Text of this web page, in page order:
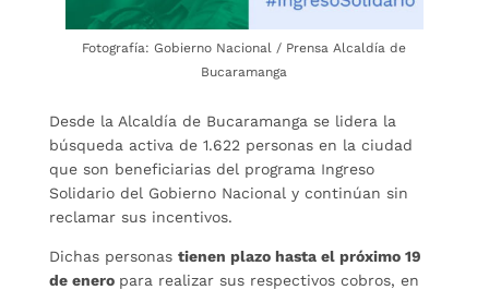
Fotografía: Gobierno Nacional / Prensa Alcaldía de
Bucaramanga
Desde la Alcaldía de Bucaramanga se lidera la
búsqueda activa de 1.622 personas en la ciudad
que son beneficiarias del programa Ingreso
Solidario del Gobierno Nacional y continúan sin
reclamar sus incentivos.
Dichas personas tienen plazo hasta el próximo 19
de enero para realizar sus respectivos cobros, en